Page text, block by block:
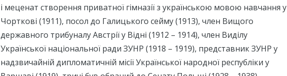
і меценат створення приватної гімназії з українською мовою навчання у
Чорткові (1911), посол до Галицького сейму (1913), член Вищого
державного трибуналу Австрії у Відні (1912 – 1914), член Виділу
Української національної ради ЗУНР (1918 – 1919), представник ЗУНР у
надзвичайній дипломатичній місії Української народної республіки у